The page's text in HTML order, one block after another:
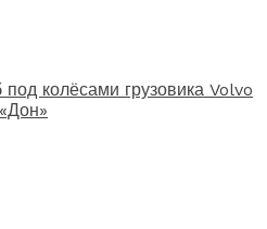
колёсами грузовика Volvo